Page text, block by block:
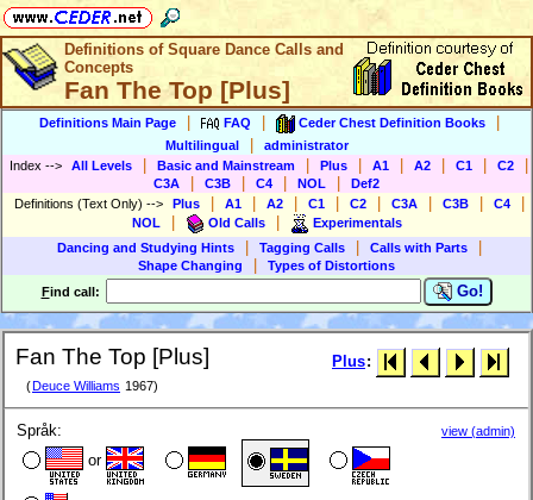
Definitions of Square Dance Calls and
Concepts
Fan The Top [Plus]
Definitions Main Page FAQ Ceder Chest Definition Books
Multilingual
administrator
Index --> All Levels Basic and Mainstream Plus A1 A2 C1 C2
C3A C3B C4 NOL
Def2
Definitions (Text Only) --> Plus A1 A2 C1 C2 C3A C3B C4
NOL Old Calls
Experimentals
Dancing and Studying Hints
Tagging Calls Calls with Parts
Shape Changing
Types of Distortions
Find call: Go!
Fan The Top [Plus]
( Deuce Williams 1967)
Plus:
Språk:
or
view (admin)